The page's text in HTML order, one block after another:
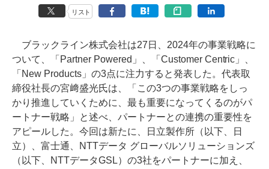
リスト
ブラックライン株式会社は27日、2024年の事業戦略に
ついて、「Partner Powered」、「Customer Centric」、
「New Products」の3点に注力すると発表した。代表取
締役社長の宮﨑盛光氏は、「この3つの事業戦略をしっ
かり推進していくために、最も重要になってくるのがパ
ートナー戦略」と述べ、パートナーとの連携の重要性を
アピールした。今回は新たに、日立製作所（以下、日
立）、富士通、NTTデータ グローバルソリューションズ
（以下、NTTデータGSL）の3社をパートナーに加え、